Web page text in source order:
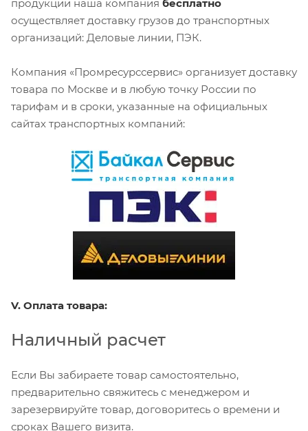
продукции наша компания бесплатно
осуществляет доставку грузов до транспортных
организаций: Деловые линии, ПЭК.
Компания «Промресурссервис» организует доставку
товара по Москве и в любую точку России по
тарифам и в сроки, указанные на официальных
сайтах транспортных компаний:
V. Оплата товара:
Наличный расчет
Если Вы забираете товар самостоятельно,
предварительно свяжитесь с менеджером и
зарезервируйте товар, договоритесь о времени и
сроках Вашего визита.